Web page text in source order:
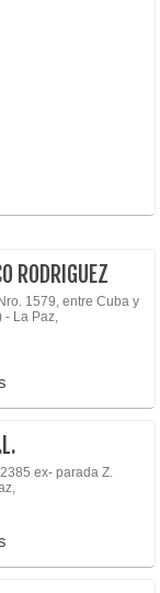
RODRIGUEZ
1579, entre Cuba y
- La Paz,
ex- parada Z.